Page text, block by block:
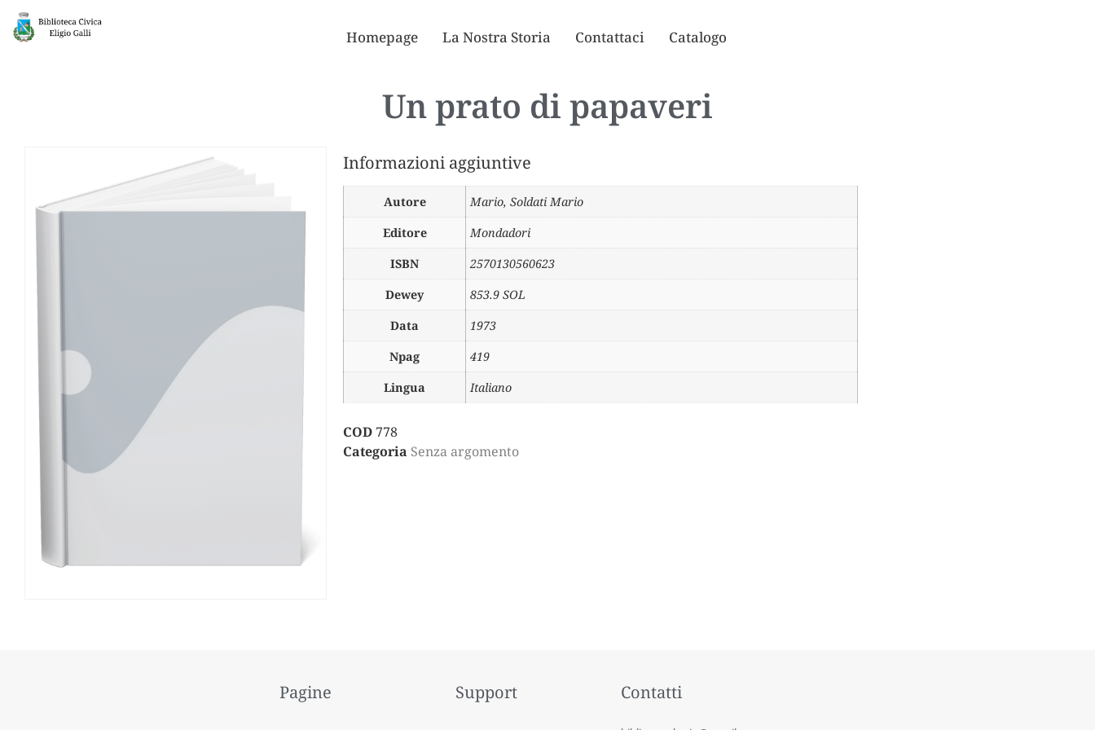
Homepage La Nostra Storia Contattaci Catalogo
Un prato di papaveri
Informazioni aggiuntive
Autore Mario,Soldati Mario
Editore
Mondadori
ISBN
2570130560623
Dewey
853.9 SOL
Data
1973
Npag
419
Lingua
Italiano
COD 778
Categoria Senza argomento
Pagine Support Contatti